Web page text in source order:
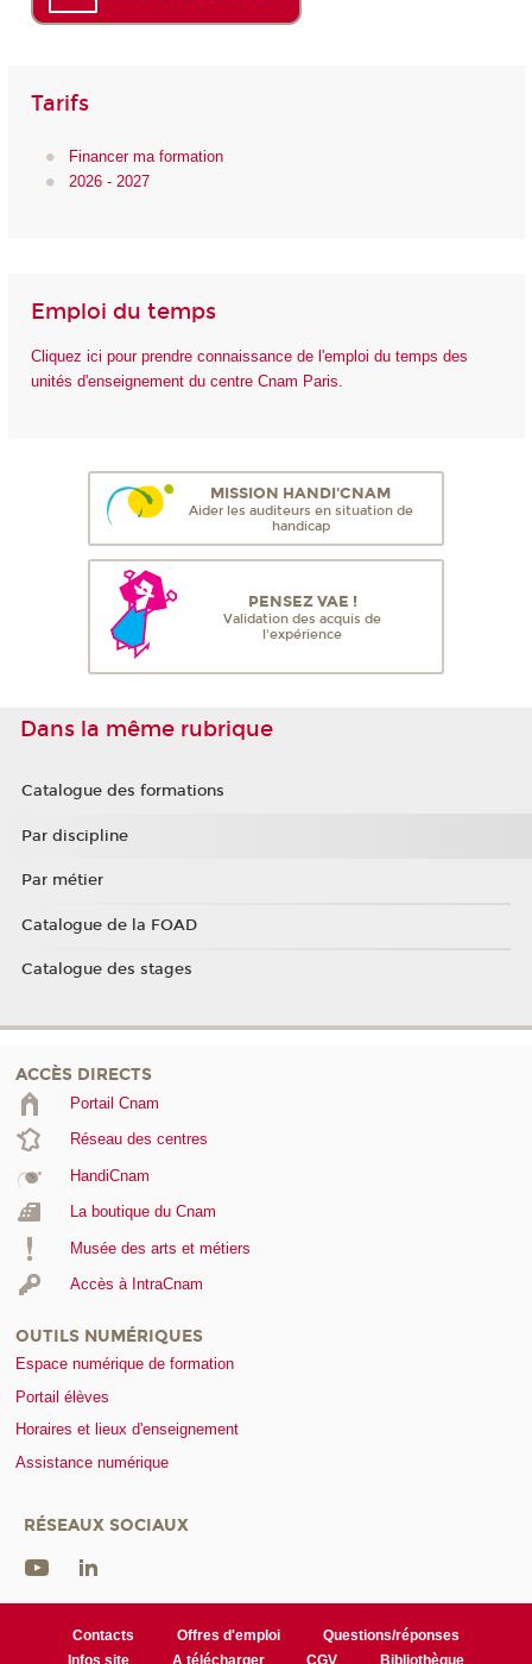
Tarifs
Financer ma formation
2026 - 2027
Emploi du temps
Cliquez ici pour prendre connaissance de l'emploi du temps des
unités d'enseignement du centre Cnam Paris.
MISSION HANDI'CNAM
Aider les auditeurs en situation de
handicap
PENSEZ VAE !
Validation des acquis de
l'expérience
Dans la même rubrique
Catalogue des formations
Par discipline
Par métier
Catalogue de la FOAD
Catalogue des stages
ACCÈS DIRECTS
Portail Cnam
Réseau des centres
HandiCnam
La boutique du Cnam
Musée des arts et métiers
Accès à IntraCnam
OUTILS NUMÉRIQUES
Espace numérique de formation
Portail élèves
Horaires et lieux d'enseignement
Assistance numérique
RÉSEAUX SOCIAUX
Contacts Offres d'emploi
Questions/réponses